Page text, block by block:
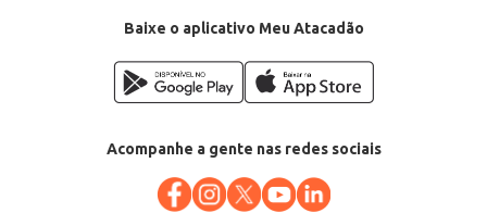
EAN: 7896368230141Baixe o aplicativo Meu Atacadão
Acompanhe a gente nas redes sociais